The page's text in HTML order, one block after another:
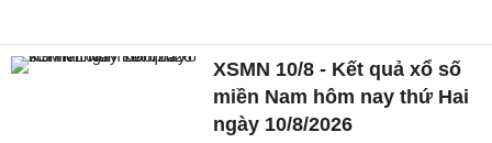
XSMN 10/8 - Kết quả xổ số
miền Nam hôm nay thứ Hai
ngày 10/8/2026